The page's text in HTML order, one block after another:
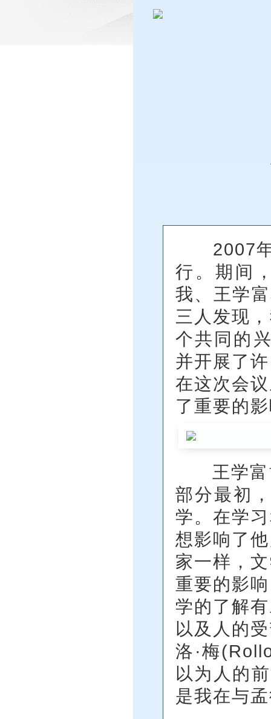
2007年9
行。期间
我、王学
三人发现
个共同的
并开展了
在这次会
了重要的
王学富博
部分最初
学。在学
想影响了
家一样，
重要的影
学的了解
以及人的
洛·梅
以为人的
是我在与